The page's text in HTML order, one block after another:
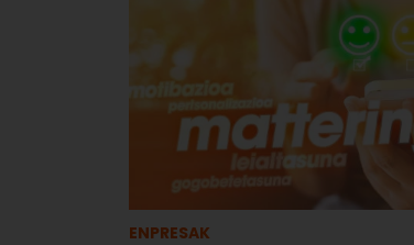
ENPRESAK